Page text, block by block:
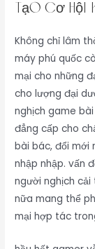
Tạo cơ hội
Không chỉ lâm
máy phú quốc
mại cho những
cho lượng đại
nghịch game
đẳng cấp cho
bài bác, đổi mới
nhập nhập. vấn
người nghịch cải
nữa mang thể
mại hợp tác